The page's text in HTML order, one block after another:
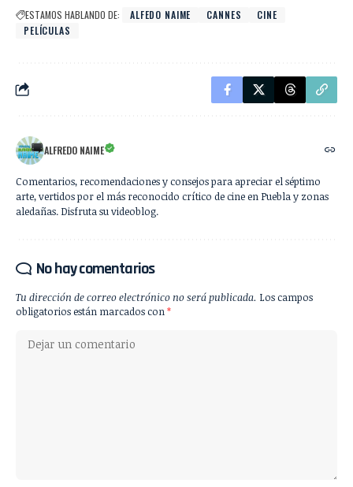
ESTAMOS HABLANDO DE: ALFEDO NAIME CANNES
CINE
PELÍCULAS
ALFREDO NAIME
Comentarios, recomendaciones y consejos para apreciar el séptimo
arte, vertidos por el más reconocido crítico de cine en Puebla y zonas
aledañas. Disfruta su videoblog.
No hay comentarios
Tu dirección de correo electrónico no será publicada. Los campos
obligatorios están marcados con*